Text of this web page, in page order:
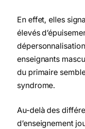
En effet, elles
élevés
enseignants
du primaire
syndrome.
Au-delà des
d’enseignement